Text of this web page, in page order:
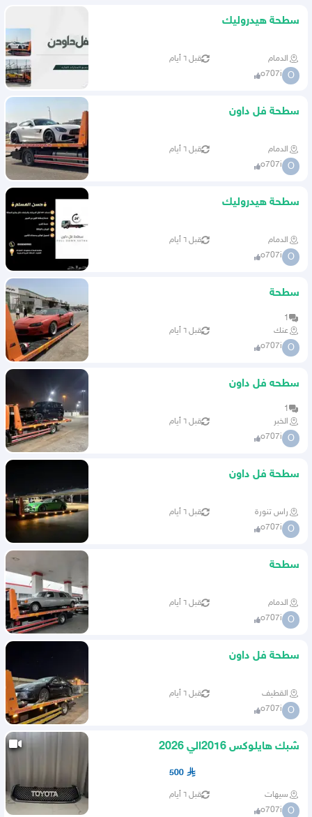
سطحة هيدروليك
الدمام قبل ٦ أيام
O
o707i
سطحة فل داون
الدمام قبل ٦ أيام
O
o707i
سطحة هيدروليك
الدمام قبل ٦ أيام
O
o707i
سطحة
1
عنك
قبل ٦ أيام
O
o707i
سطحه فل داون
1
الخبر
قبل ٦ أيام
O
o707i
سطحة فل داون
راس تنورة قبل ٦ أيام
O
o707i
سطحة
الدمام قبل ٦ أيام
O
o707i
سطحة فل داون
القطيف قبل ٦ أيام
O
o707i
شبك هايلوكس 2016الي 2026
500
سيهات قبل ٦ أيام
O
o707i